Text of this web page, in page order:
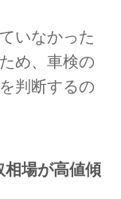
いなかった
め、車検の
判断するの
相場が高値傾